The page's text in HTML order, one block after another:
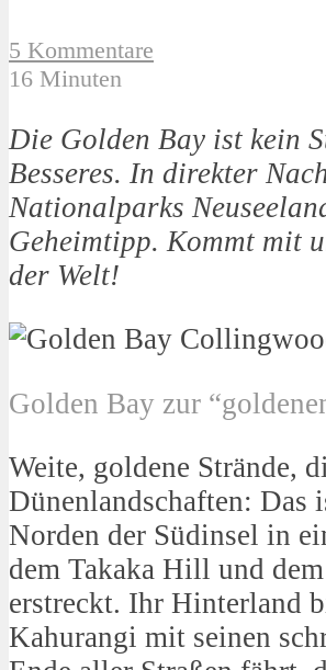
5 Kommentare
16 Minuten
Die Golden Bay ist kein
Besseres. In direkter
Nationalparks
Geheimtipp. Kommt mit
der Welt!
Golden Bay zur
Weite, goldene Strände,
Dünenlandschaften: Das
Norden der Südinsel in
dem Takaka Hill und
erstreckt. Ihr Hinterland
Kahurangi mit seinen